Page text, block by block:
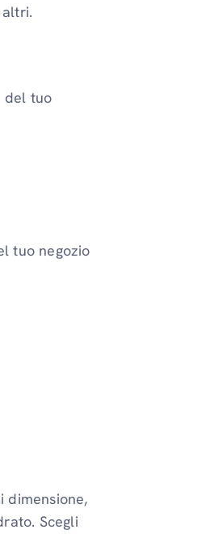
del tuo
tuo negozio
dimensione,
Scegli